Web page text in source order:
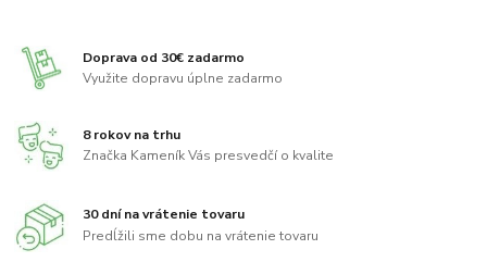
Doprava od 30€ zadarmo
Využite dopravu úplne zadarmo
8 rokov na trhu
Značka Kameník Vás presvedčí o kvalite
30 dní na vrátenie tovaru
Predĺžili sme dobu na vrátenie tovaru